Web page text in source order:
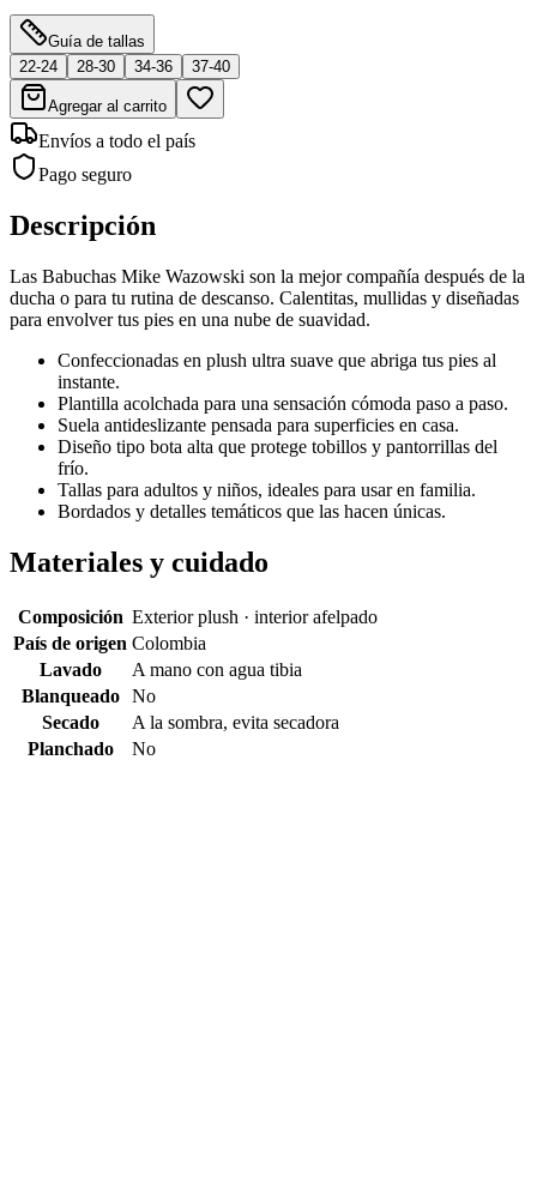
Guía de tallas
22-24
28-30 34-36 37-40
Agregar al carrito
Envíos a todo el país
Pago seguro
Descripción
Las Babuchas Mike Wazowski son la mejor compañía después de la
ducha o para tu rutina de descanso. Calentitas, mullidas y diseñadas
para envolver tus pies en una nube de suavidad.
Confeccionadas en plush ultra suave que abriga tus pies al
instante.
Plantilla acolchada para una sensación cómoda paso a paso.
Suela antideslizante pensada para superficies en casa.
Diseño tipo bota alta que protege tobillos y pantorrillas del
frío.
Tallas para adultos y niños, ideales para usar en familia.
Bordados y detalles temáticos que las hacen únicas.
Materiales y cuidado
Composición Exterior plush · interior afelpado
País de origen Colombia
Lavado
A mano con agua tibia
Blanqueado
No
Secado
A la sombra, evita secadora
Planchado
No